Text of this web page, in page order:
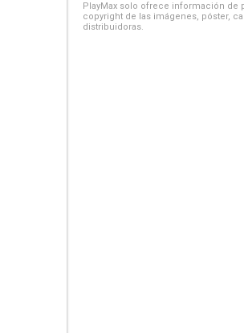
PlayMax solo ofrece información de
copyright de las imágenes, póster,
distribuidoras.